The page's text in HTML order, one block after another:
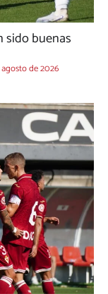
sido buenas
de 2026